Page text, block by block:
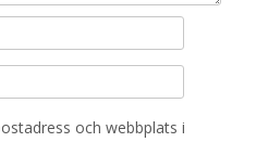
och webbplats i